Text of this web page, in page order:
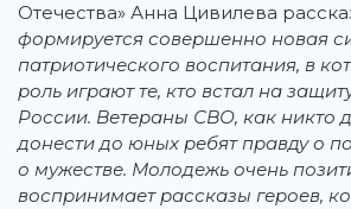
Отечества» Анна Цивилева
формируется совершенно новая
патриотического воспитания, в
роль играют те, кто встал на
России. Ветераны СВО, как никто
донести до юных ребят правду о
о мужестве. Молодежь очень
воспринимает рассказы героев,